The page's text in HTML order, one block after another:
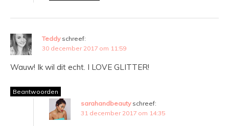
Teddy schreef:
30 december 2017 om 11:59
Wauw! Ik wil dit echt. I LOVE GLITTER!
Beantwoorden
sarahandbeauty schreef:
31 december 2017 om 14:35